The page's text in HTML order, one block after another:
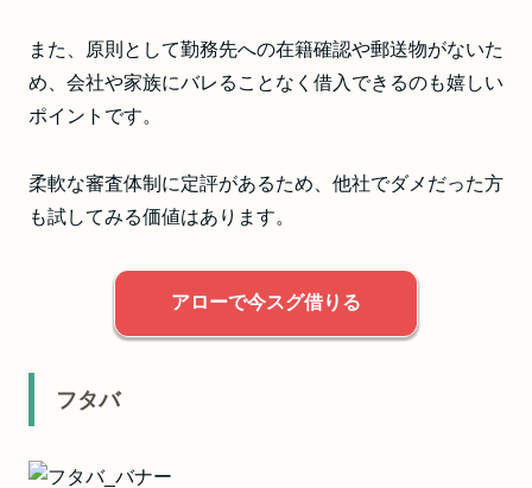
また、原則として勤務先への在籍確認や郵送物がないた
め、会社や家族にバレることなく借入できるのも嬉しい
ポイントです。
柔軟な審査体制に定評があるため、他社でダメだった方
も試してみる価値はあります。
アローで今スグ借りる
フタバ